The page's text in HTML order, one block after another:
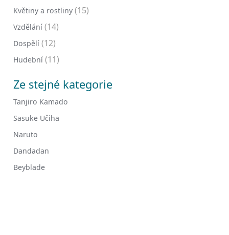
Květiny a rostliny (15)
Vzdělání (14)
Dospělí (12)
Hudební (11)
Ze stejné kategorie
Tanjiro Kamado
Sasuke Učiha
Naruto
Dandadan
Beyblade